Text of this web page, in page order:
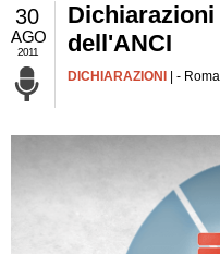
30
AGO
2011
dell'ANCI
DICHIARAZIONI | -